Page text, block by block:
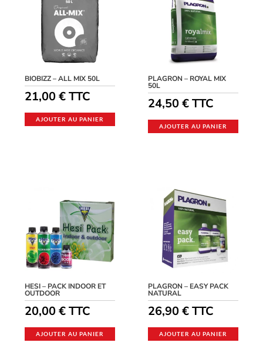
BIOBIZZ – ALL MIX 50L
21,00€ TTC
AJOUTER AU PANIER
PLAGRON – ROYAL MIX
50L
24,50€TTC
AJOUTER AU PANIER
HESI – PACK INDOOR ET
OUTDOOR
20,00€ TTC
AJOUTER AU PANIER
PLAGRON – EASY PACK
NATURAL
26,90€TTC
AJOUTER AU PANIER